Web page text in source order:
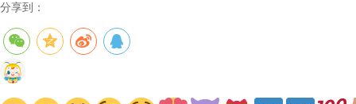
分享到：